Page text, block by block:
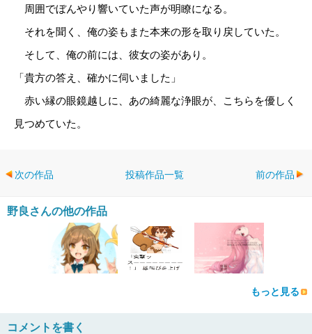
周囲でぼんやり響いていた声が明瞭になる。
それを聞く、俺の姿もまた本来の形を取り戻していた。
そして、俺の前には、彼女の姿があり。
「貴方の答え、確かに伺いました」
赤い縁の眼鏡越しに、あの綺麗な浄眼が、こちらを優しく
見つめていた。
次の作品 投稿作品一覧 前の作品
野良さんの他の作品
もっと見る
コメントを書く